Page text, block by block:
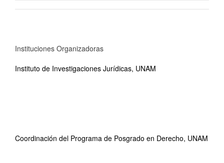
Instituciones Organizadoras
Instituto de Investigaciones Jurídicas, UNAM
Coordinación del Programa de Posgrado en Derecho, UNAM